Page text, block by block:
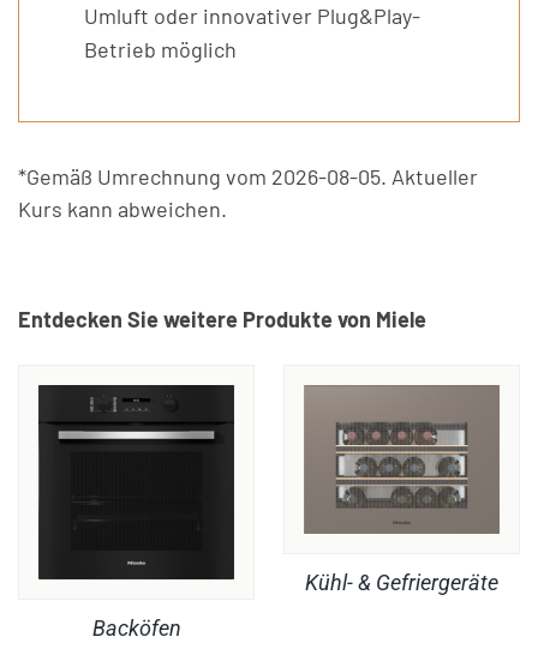
Umluft oder innovativer Plug&Play-
Betrieb möglich
*Gemäß Umrechnung vom 2026-08-05. Aktueller
Kurs kann abweichen.
Entdecken Sie weitere Produkte von Miele
Backöfen
Kühl- & Gefriergeräte